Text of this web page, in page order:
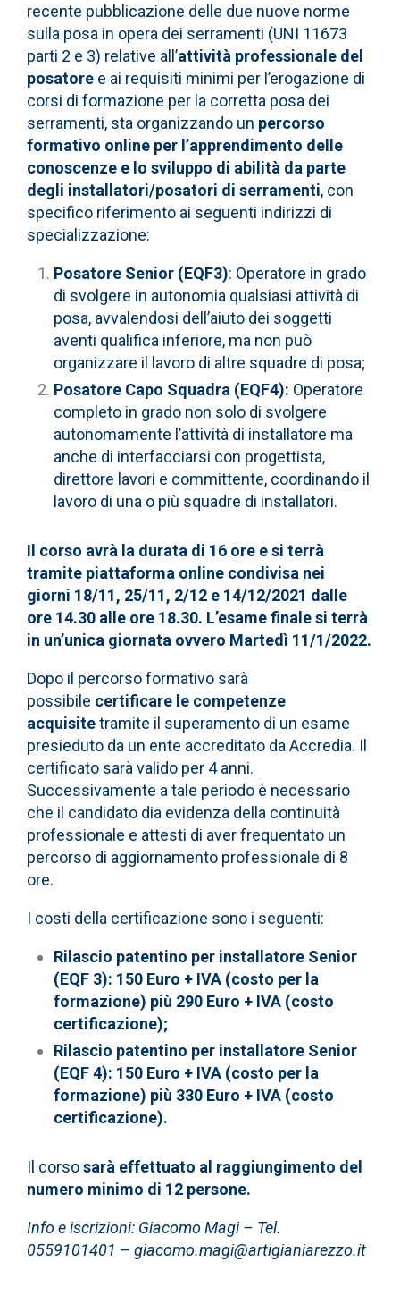
recente pubblicazione delle due nuove norme
sulla posa in opera dei serramenti (UNI 11673
parti 2 e 3) relative all’attività professionale del
posatore e ai requisiti minimi per l’erogazione di
corsi di formazione per la corretta posa dei
serramenti, sta organizzando un percorso
formativo online per l’apprendimento delle
conoscenze e lo sviluppo di abilità da parte
degli installatori/posatori di serramenti, con
specifico riferimento ai seguenti indirizzi di
specializzazione:
Posatore Senior (EQF3): Operatore in grado
di svolgere in autonomia qualsiasi attività di
posa, avvalendosi dell’aiuto dei soggetti
aventi qualifica inferiore, ma non può
organizzare il lavoro di altre squadre di posa;
Posatore Capo Squadra (EQF4): Operatore
completo in grado non solo di svolgere
autonomamente l’attività di installatore ma
anche di interfacciarsi con progettista,
direttore lavori e committente, coordinando il
lavoro di una o più squadre di installatori.
Il corso avrà la durata di 16 ore e si terrà
tramite piattaforma online condivisa nei
giorni 18/11, 25/11, 2/12 e 14/12/2021 dalle
ore 14.30 alle ore 18.30. L’esame finale si terrà
in un’unica giornata ovvero Martedì 11/1/2022.
Dopo il percorso formativo sarà
possibile certificare le competenze
acquisitetramite il superamento di un esame
presieduto da un ente accreditato da Accredia. Il
certificato sarà valido per 4 anni.
Successivamente a tale periodo è necessario
che il candidato dia evidenza della continuità
professionale e attesti di aver frequentato un
percorso di aggiornamento professionale di 8
ore.
I costi della certificazione sono i seguenti:
Rilascio patentino per installatore Senior
(EQF 3): 150 Euro + IVA (costo per la
formazione) più 290 Euro + IVA (costo
certificazione);
Rilascio patentino per installatore Senior
(EQF 4): 150 Euro + IVA (costo per la
formazione) più 330 Euro + IVA (costo
certificazione).
Il corsosarà effettuato al raggiungimento del
numero minimo di 12 persone.
Info e iscrizioni: Giacomo Magi – Tel.
0559101401 – giacomo.magi@artigianiarezzo.it